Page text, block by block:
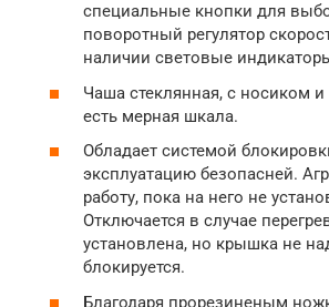
специальные кнопки для
поворотный регулятор
наличии световые
Чаша стеклянная, с носиком
есть мерная шкала.
Обладает системой
эксплуатацию безопасней.
работу, пока на него не
Отключается в случае
установлена, но крышка не
блокируется.
Благодаря прорезиненым